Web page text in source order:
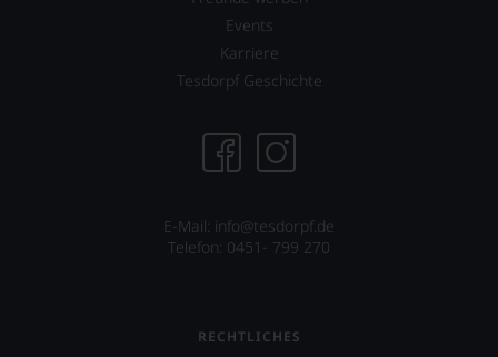
Events
Karriere
Tesdorpf Geschichte
E-Mail: info@tesdorpf.de
Telefon: 0451- 799 270
RECHTLICHES